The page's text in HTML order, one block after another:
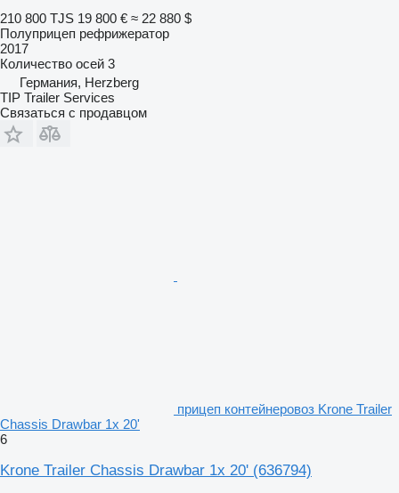
210 800 TJS 19 800 € ≈ 22 880 $
Полуприцеп рефрижератор
2017
Количество осей 3
Германия, Herzberg
TIP Trailer Services
Связаться с продавцом
прицеп контейнеровоз Krone Trailer
Chassis Drawbar 1x 20'
6
Krone Trailer Chassis Drawbar 1x 20' (636794)